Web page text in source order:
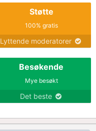
Støtte
100% gratis
Lyttende moderatorer
Besøkende
Mye besøkt
Det beste